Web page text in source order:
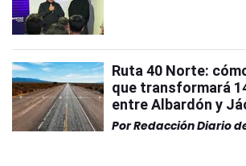
Ruta 40 Norte:
que transformará
entre Albardón y
PorRedacción Diario